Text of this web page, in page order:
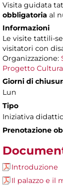
Visita guidata
obbligatoria al
Informazioni
Le visite tattili-
visitatori con
Organizzazione:
Progetto Cultura
Giorni di
Lun
Tipo
Iniziativa
Prenotazione
Introduzione
Il palazzo e il